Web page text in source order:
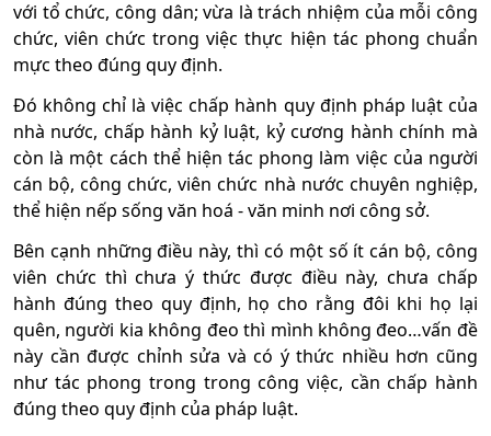
với tổ chức, công dân; vừa là trách nhiệm của mỗi công
chức, viên chức trong việc thực hiện tác phong chuẩn
mực theo đúng quy định.
Đó không chỉ là việc chấp hành quy định pháp luật của
nhà nước, chấp hành kỷ luật, kỷ cương hành chính mà
còn là một cách thể hiện tác phong làm việc của người
cán bộ, công chức, viên chức nhà nước chuyên nghiệp,
thể hiện nếp sống văn hoá - văn minh nơi công sở.
Bên cạnh những điều này, thì có một số ít cán bộ, công
viên chức thì chưa ý thức được điều này, chưa chấp
hành đúng theo quy định, họ cho rằng đôi khi họ lại
quên, người kia không đeo thì mình không đeo…vấn đề
này cần được chỉnh sửa và có ý thức nhiều hơn cũng
như tác phong trong trong công việc, cần chấp hành
đúng theo quy định của pháp luật.